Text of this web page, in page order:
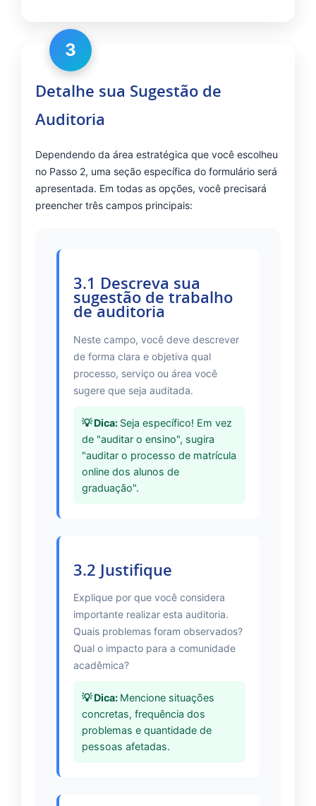
3
Detalhe sua Sugestão de
Auditoria
Dependendo da área estratégica que você escolheu
no Passo 2, uma seção específica do formulário será
apresentada. Em todas as opções, você precisará
preencher três campos principais:
3.1 Descreva sua
sugestão de trabalho
de auditoria
Neste campo, você deve descrever
de forma clara e objetiva qual
processo, serviço ou área você
sugere que seja auditada.
Seja específico! Em vez
de "auditar o ensino", sugira
"auditar o processo de matrícula
online dos alunos de
graduação".
3.2 Justifique
Explique por que você considera
importante realizar esta auditoria.
Quais problemas foram observados?
Qual o impacto para a comunidade
acadêmica?
Mencione situações
concretas, frequência dos
problemas e quantidade de
pessoas afetadas.